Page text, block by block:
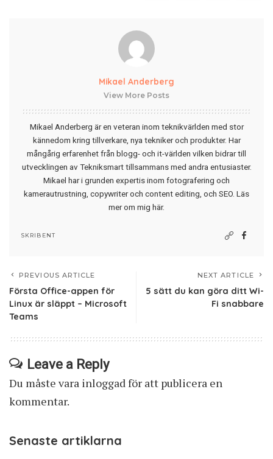
Mikael Anderberg
View More Posts
Mikael Anderberg är en veteran inom teknikvärlden med stor
kännedom kring tillverkare, nya tekniker och produkter. Har
mångårig erfarenhet från blogg- och it-världen vilken bidrar till
utvecklingen av Tekniksmart tillsammans med andra entusiaster.
Mikael har i grunden expertis inom fotografering och
kamerautrustning, copywriter och content editing, och SEO. Läs
mer om mig här.
SKRIBENT
PREVIOUS ARTICLE
Första Office-appen för
Linux är släppt – Microsoft
Teams
NEXT ARTICLE
5 sätt du kan göra ditt Wi-
Fi snabbare
Leave a Reply
Du måste vara inloggad för att publicera en
kommentar.
Senaste artiklarna